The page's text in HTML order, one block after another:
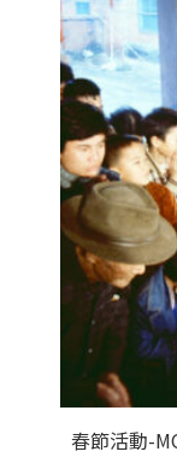
春節活動-